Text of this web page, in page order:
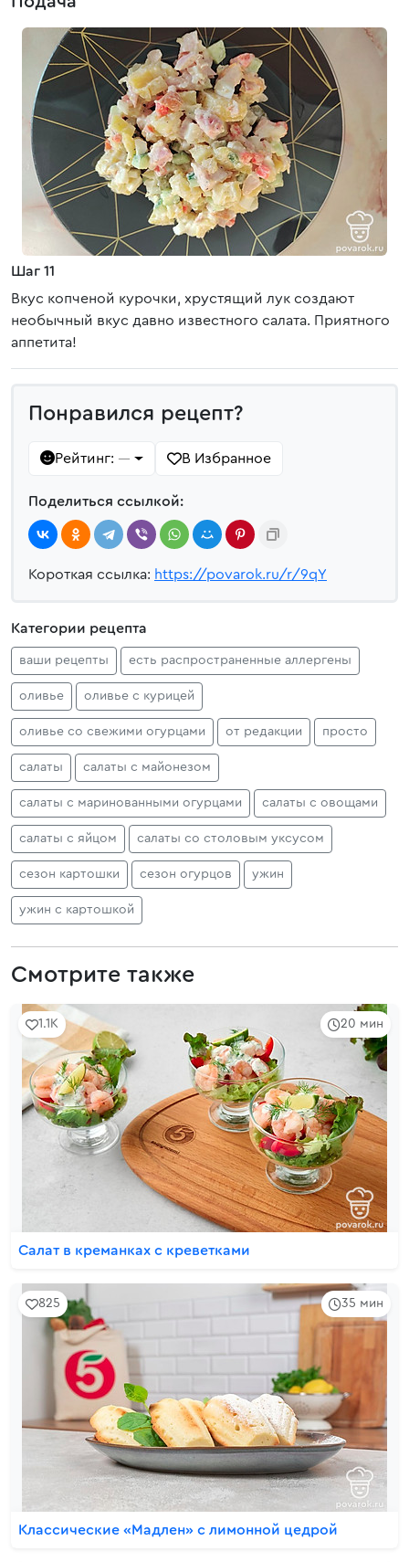
Шаг 11
Вкус копченой курочки, хрустящий лук создают
необычный вкус давно известного салата. Приятного
аппетита!
Понравился рецепт?
Рейтинг: — В Избранное
Поделиться ссылкой:
Короткая ссылка: https://povarok.ru/r/9qY
Категории рецепта
ваши рецепты есть распространенные аллергены
оливье оливье с курицей
оливье со свежими огурцами от редакции просто
салаты салаты с майонезом
салаты с маринованными огурцами салаты с овощами
салаты с яйцом салаты со столовым уксусом
сезон картошки сезон огурцов ужин
ужин с картошкой
Смотрите также
20 мин
1.1K
Салат в креманках с креветками
35 мин
825
Классические «Мадлен» с лимонной цедрой